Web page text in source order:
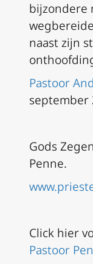
bijzondere
naast zijn
Pastoor
september
Gods
Penne.
Click hier
Pastoor